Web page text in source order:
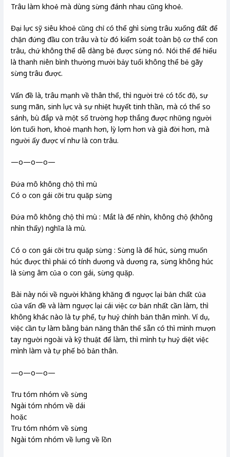
Trâu làm khoẻ mà dùng sừng đánh nhau cũng khoẻ.
Đại lực sỹ siêu khoẻ cũng chỉ có thể ghì sừng trâu xuống đất để
chặn đứng đầu con trâu và từ đó kiểm soát toàn bộ cơ thể con
trâu, chứ không thể dễ dàng bẻ được sừng nó. Nói thể để hiểu
là thanh niên bình thường mười bảy tuổi không thể bẻ gãy
sừng trâu được.
Vấn đề là, trâu mạnh về thân thể, thì người trẻ có tốc độ, sự
sung mãn, sinh lực và sự nhiệt huyết tinh thần, mà có thể so
sánh, bù đắp và một số trường hợp thắng được những người
lớn tuổi hơn, khoẻ mạnh hơn, lỳ lợm hơn và già đời hơn, mà
người ấy được ví như là con trâu.
—o—o—o—
Đứa mô không chộ thì mù
Có o con gái cỡi tru quặp sừng
Đứa mô không chộ thì mù : Mắt là để nhìn, không chộ (không
nhìn thấy) nghĩa là mù.
Có o con gái cỡi tru quặp sừng : Sừng là để húc, sừng muốn
húc được thì phải có tính dương và dương ra, sừng không húc
là sừng âm của o con gái, sừng quặp.
Bài này nói về người khăng khăng đi ngược lại bản chất của
của vấn đề và làm ngược lại cái việc cơ bản nhất cần làm, thì
không khác nào là tự phế, tự huỷ chính bản thân mình. Ví dụ,
việc cần tự làm bằng bản năng thân thể sẵn có thì mình mượn
tay người ngoài và kỹ thuật để làm, thì mình tự huỷ diệt việc
mình làm và tự phế bỏ bản thân.
—o—o—o—
Tru tóm nhóm về sừng
Ngài tóm nhóm về dái
hoặc
Tru tóm nhóm về sừng
Ngài tóm nhóm về lưng về lồn